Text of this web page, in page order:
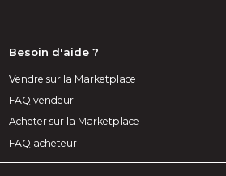
Besoin d'aide ?
Vendre sur la Marketplace
FAQ vendeur
Acheter sur la Marketplace
FAQ acheteur